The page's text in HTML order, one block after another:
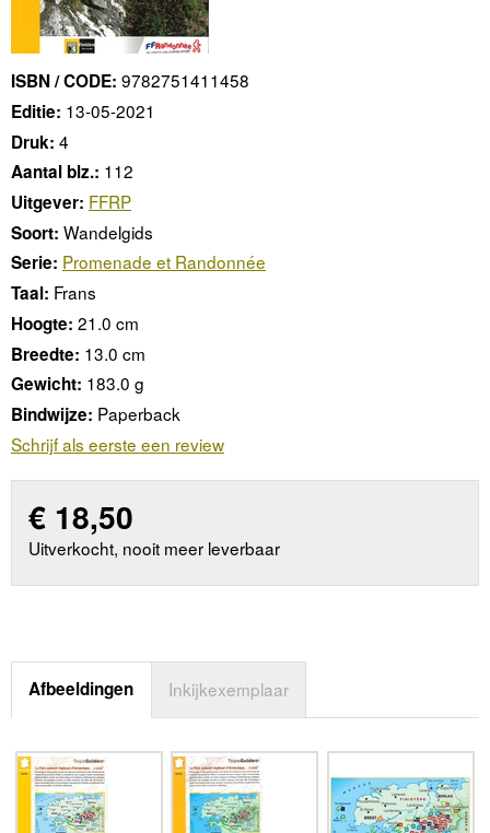
ISBN / CODE: 9782751411458
Editie: 13-05-2021
Druk: 4
Aantal blz.: 112
Uitgever: FFRP
Soort: Wandelgids
Serie: Promenade et Randonnée
Taal: Frans
Hoogte: 21.0 cm
Breedte: 13.0 cm
Gewicht: 183.0 g
Bindwijze: Paperback
Schrijf als eerste een review
€ 18,50
Uitverkocht, nooit meer leverbaar
Afbeeldingen Inkijkexemplaar